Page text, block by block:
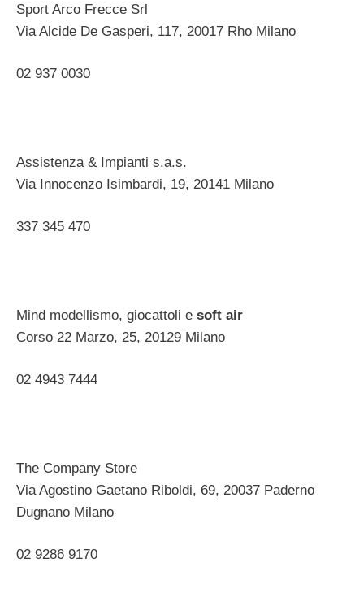
Sport Arco Frecce Srl
Via Alcide De Gasperi, 117, 20017 Rho Milano ‎
02 937 0030
Assistenza & Impianti s.a.s.
Via Innocenzo Isimbardi, 19, 20141 Milano‎
337 345 470
Mind modellismo, giocattoli e soft air
Corso 22 Marzo, 25, 20129 Milano ‎
02 4943 7444 ‎
The Company Store
Via Agostino Gaetano Riboldi, 69, 20037 Paderno
Dugnano Milano ‎
02 9286 9170 ‎